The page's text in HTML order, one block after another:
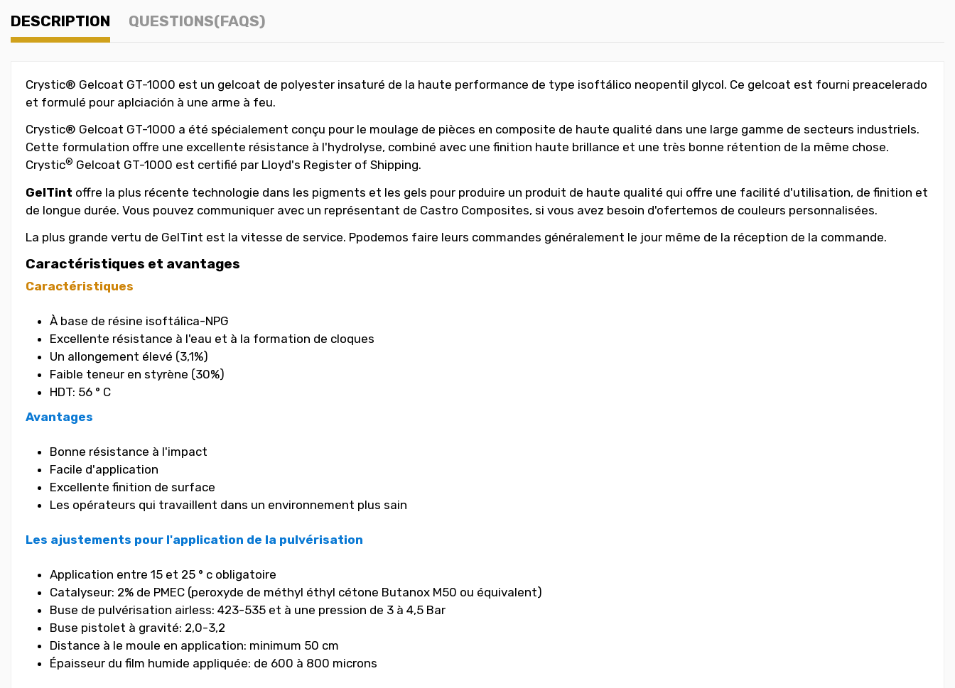
DESCRIPTION QUESTIONS(FAQS)
Crystic® Gelcoat GT-1000 est un gelcoat de polyester insaturé de la haute performance de type isoftálico neopentil glycol. Ce gelcoat est fourni preacelerado
et formulé pour aplciación à une arme à feu.
Crystic® Gelcoat GT-1000 a été spécialement conçu pour le moulage de pièces en composite de haute qualité dans une large gamme de secteurs industriels.
Cette formulation offre une excellente résistance à l'hydrolyse, combiné avec une finition haute brillance et une très bonne rétention de la même chose.
Crystic® Gelcoat GT-1000 est certifié par Lloyd's Register of Shipping.
GelTint offre la plus récente technologie dans les pigments et les gels pour produire un produit de haute qualité qui offre une facilité d'utilisation, de finition et
de longue durée. Vous pouvez communiquer avec un représentant de Castro Composites, si vous avez besoin d'ofertemos de couleurs personnalisées.
La plus grande vertu de GelTint est la vitesse de service. Ppodemos faire leurs commandes généralement le jour même de la réception de la commande.
Caractéristiques et avantages
Caractéristiques
À base de résine isoftálica-NPG
Excellente résistance à l'eau et à la formation de cloques
Un allongement élevé (3,1%)
Faible teneur en styrène (30%)
HDT: 56 ° C
Avantages
Bonne résistance à l'impact
Facile d'application
Excellente finition de surface
Les opérateurs qui travaillent dans un environnement plus sain
Les ajustements pour l'application de la pulvérisation
Application entre 15 et 25 ° c obligatoire
Catalyseur: 2% de PMEC (peroxyde de méthyl éthyl cétone Butanox M50 ou équivalent)
Buse de pulvérisation airless: 423-535 et à une pression de 3 à 4,5 Bar
Buse pistolet à gravité: 2,0-3,2
Distance à le moule en application: minimum 50 cm
Épaisseur du film humide appliquée: de 600 à 800 microns